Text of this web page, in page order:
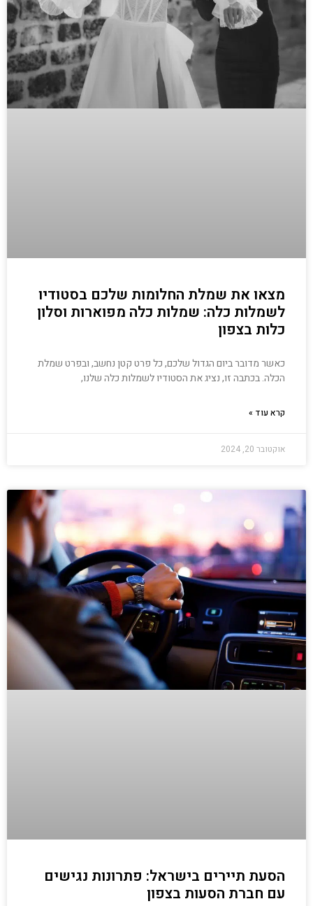
מצאו את שמלת החלומות שלכם בסטודיו
לשמלות כלה: שמלות כלה מפוארות וסלון
כלות בצפון
כאשר מדובר ביום הגדול שלכם, כל פרט קטן נחשב, ובפרט שמלת
הכלה. בכתבה זו, נציג את הסטודיו לשמלות כלה שלנו,
קרא עוד »
אוקטובר 20, 2024
הסעת תיירים בישראל: פתרונות נגישים
עם חברת הסעות בצפון